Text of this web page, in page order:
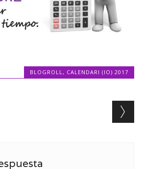
BLOGROLL, CALENDARI (IO) 2017